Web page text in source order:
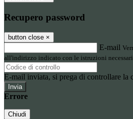
Recupero password
button close ×
E-mail
all'indirizzo indicato con le istruzioni
E-mail inviata, si prega di controllare la
Errore
Chiudi